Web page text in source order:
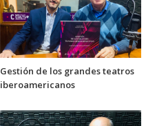
Gestión de los grandes teatros
iberoamericanos